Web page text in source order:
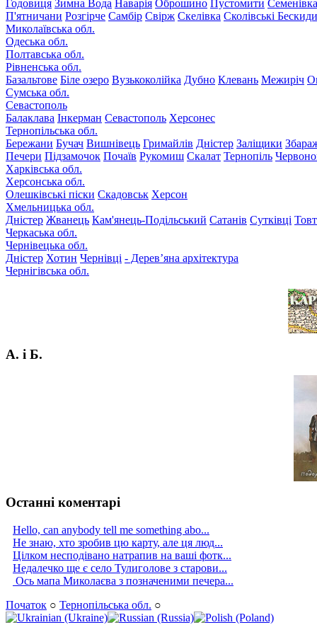
Годовиця Зимна Вода Наварія Оброшино Пустомити Семенівка
П'ятничани Розгірче Самбір Свірж Скелівка Сколівські Бескиди
Миколаївська обл.
Одеська обл.
Полтавська обл.
Рівненська обл.
Базальтове Біле озеро Вузькоколійка Дубно Клевань Межиріч
Сумська обл.
Севастополь
Балаклава Інкерман Севастополь Херсонес
Тернопільська обл.
Бережани Бучач Вишнівець Гримайлів Дністер Заліщики
Печери Підзамочок Почаїв Рукомиш Скалат Тернопіль
Харківська обл.
Херсонська обл.
Олешківські піски Скадовськ Херсон
Хмельницька обл.
Дністер Жванець Кам'янець-Подільський Сатанів Сутківці
Черкаська обл.
Чернівецька обл.
Дністер Хотин Чернівці - Дерев’яна архітектура
Чернігівська обл.
А. і Б.
Останні коментарі
Hello, can anybody tell me something abo...
Не знаю, хто зробив цю карту, але ця люд...
Цілком несподівано натрапив на ваші фотк...
Недалечко ще є село Тулиголове з старови...
Ось мапа Миколаєва з позначеними печера...
Початок ○ Тернопільська обл. ○